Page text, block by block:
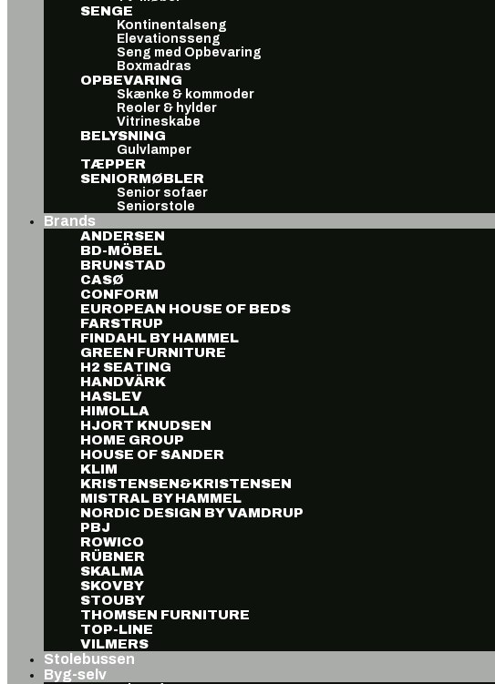
SENGE
Kontinentalseng
Elevationsseng
Seng med Opbevaring
Boxmadras
OPBEVARING
Skænke & kommoder
Reoler & hylder
Vitrineskabe
BELYSNING
Gulvlamper
TÆPPER
SENIORMØBLER
Senior sofaer
Seniorstole
Brands
ANDERSEN
BD-MÖBEL
BRUNSTAD
CASØ
CONFORM
EUROPEAN HOUSE OF BEDS
FARSTRUP
FINDAHL BY HAMMEL
GREEN FURNITURE
H2 SEATING
HANDVÄRK
HASLEV
HIMOLLA
HJORT KNUDSEN
HOME GROUP
HOUSE OF SANDER
KLIM
KRISTENSEN&KRISTENSEN
MISTRAL BY HAMMEL
NORDIC DESIGN BY VAMDRUP
PBJ
ROWICO
RÜBNER
SKALMA
SKOVBY
STOUBY
THOMSEN FURNITURE
TOP-LINE
VILMERS
Stolebussen
Byg-selv